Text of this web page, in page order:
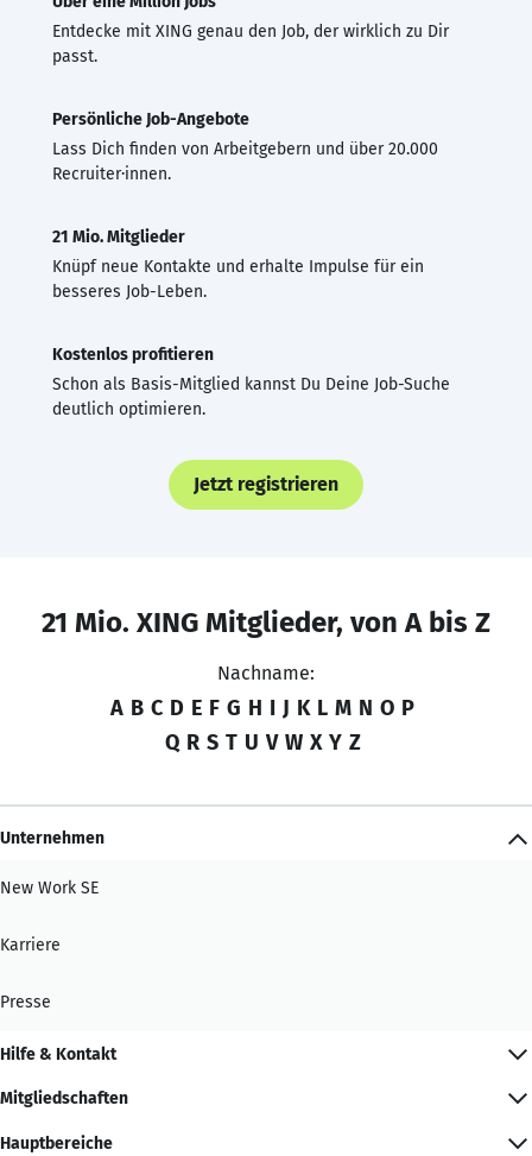
Entdecke mit XING genau den Job, der wirklich zu Dir
passt.
Persönliche Job-Angebote
Lass Dich finden von Arbeitgebern und über 20.000
Recruiter·innen.
21 Mio. Mitglieder
Knüpf neue Kontakte und erhalte Impulse für ein
besseres Job-Leben.
Kostenlos profitieren
Schon als Basis-Mitglied kannst Du Deine Job-Suche
deutlich optimieren.
Jetzt registrieren
21 Mio. XING Mitglieder, von A bis Z
Nachname:
A B C D E F G H I J K L M N O P
Q R S T U V W X Y Z
Unternehmen
New Work SE
Karriere
Presse
Hilfe & Kontakt
Mitgliedschaften
Hauptbereiche